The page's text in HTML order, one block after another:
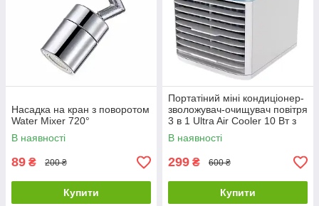
Насадка на кран з поворотом
Water Mixer 720°
В наявності
89 ₴ 200 ₴
Купити
Портатіний міні кондиціонер-
зволожувач-очищувач повітря
3 в 1 Ultra Air Cooler 10 Вт з
USB і LED-підсвічуванням
В наявності
299 ₴ 600 ₴
Купити